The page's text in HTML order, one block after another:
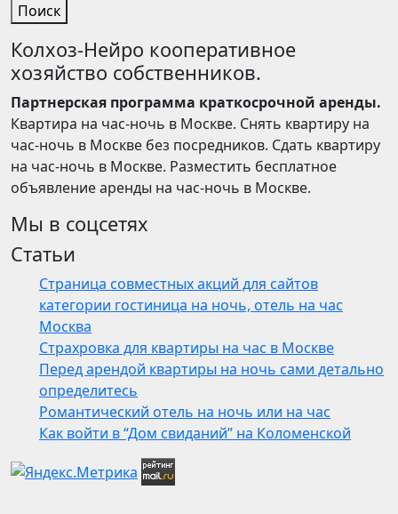
Поиск
Колхоз-Нейро кооперативное
хозяйство собственников.
Партнерская программа краткосрочной аренды.
Квартира на час-ночь в Москве. Снять квартиру на
час-ночь в Москве без посредников. Сдать квартиру
на час-ночь в Москве. Разместить бесплатное
объявление аренды на час-ночь в Москве.
Мы в соцсетях
Статьи
Страница совместных акций для сайтов
категории гостиница на ночь, отель на час
Москва
Страхровка для квартиры на час в Москве
Перед арендой квартиры на ночь сами детально
определитесь
Романтический отель на ночь или на час
Как войти в “Дом свиданий” на Коломенской